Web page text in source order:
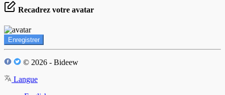
Recadrez votre avatar
Enregistrer
© 2026 - Bideew
Langue